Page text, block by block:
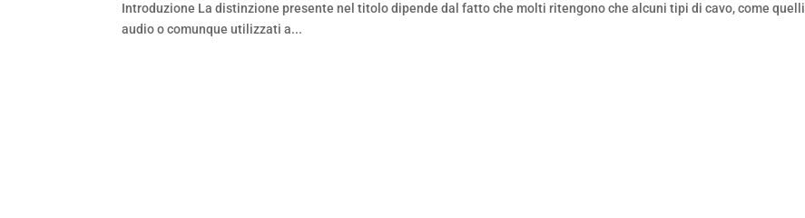
Introduzione La distinzione presente nel titolo dipende dal fatto che molti ritengono che alcuni tipi di cavo, come quelli
audio o comunque utilizzati a...